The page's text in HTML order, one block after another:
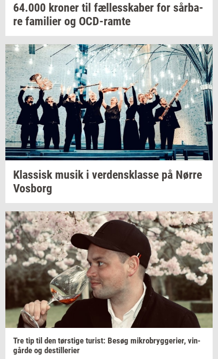
64.000 kro­ner til fæl­les­ska­ber for sår­ba­
re fa­mi­li­er og OCD-​ramte
Klas­siskmusik i ver­dens­klas­se på Nørre
Vos­borg
Tre tip til den tørsti­ge turist: Besøg mi­kro­bryg­ge­ri­er, vin­
går­de og destil­le­ri­er